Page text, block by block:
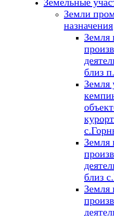
Земли
назначения
Земля
близ
Земля
Земля
близ
Земля